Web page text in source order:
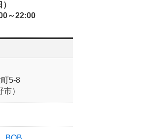
）
～22:00
5-8
）